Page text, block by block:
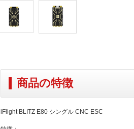
商品の特徴
iFlight BLITZ E80 シングル CNC ESC